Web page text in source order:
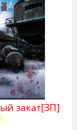
закат[ЗП]